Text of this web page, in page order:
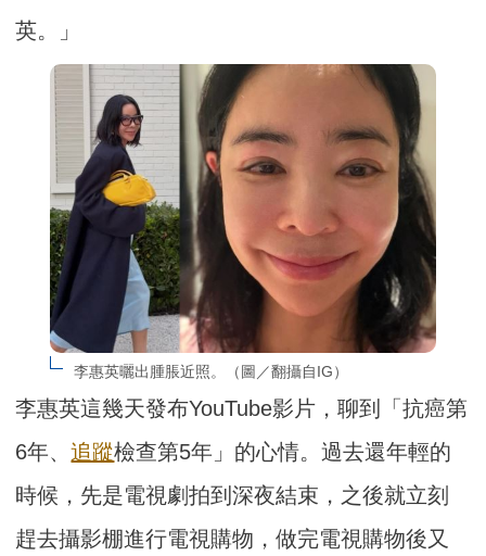
英。」
李惠英曬出腫脹近照。（圖／翻攝自IG）
李惠英這幾天發布YouTube影片，聊到「抗癌第
6年、追蹤檢查第5年」的心情。過去還年輕的
時候，先是電視劇拍到深夜結束，之後就立刻
趕去攝影棚進行電視購物，做完電視購物後又